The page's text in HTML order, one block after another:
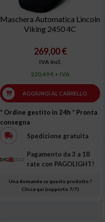
Maschera Automatica Lincoln
Viking 2450 4C
269,00 €
IVA incl.
220,49 € + IVA
AGGIUNGI AL CARRELLO
* Ordine gestito in 24h * Pronta
consegna
Spedizione gratuita
Pagamento da 3 a 18
rate con PAGOLIGHT!
Una domanda su questo prodotto ?
Clicca qui (supporto 7/7)